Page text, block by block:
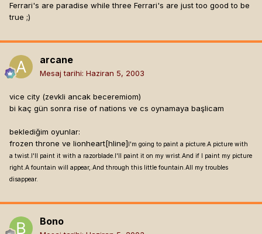
Ferrari's are paradise while three Ferrari's are just too good to be
true ;)
arcane
Mesaj tarihi: Haziran 5, 2003
vice city (zevkli ancak beceremiom)
bi kaç gün sonra rise of nations ve cs oynamaya başlicam
beklediğim oyunlar:
frozen throne ve lionheart[hline] I'm going to paint a picture.A picture with
a twist.I'll paint it with a razorblade.I'll paint it on my wrist.And if I paint my picture
right.A fountain will appear,.And through this little fountain.All my troubles
disappear.
Bono